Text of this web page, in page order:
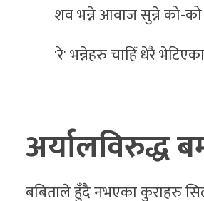
शव भन्ने आवाज सुन्ने को-
'रे' भन्नेहरु चाहिँ धेरै
अर्यालविरुद्ध
बबिताले हुँदै नभएका कुराहरु